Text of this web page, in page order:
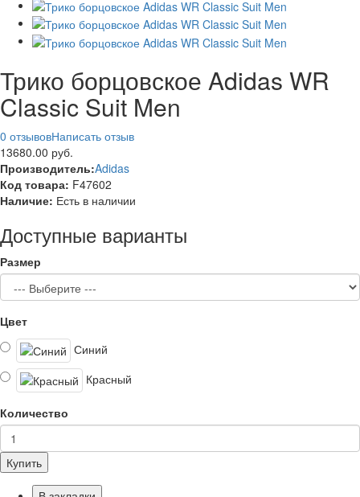
Трико борцовское Adidas WR
Classic Suit Men
0 отзывовНаписать отзыв
13680.00 руб.
Производитель:Adidas
Код товара: F47602
Наличие: Есть в наличии
Доступные варианты
Размер
Цвет
Синий
Красный
Количество
Купить